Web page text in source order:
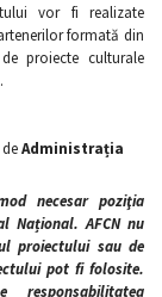
vor fi realizate
formată din
proiecte culturale
Administrația
necesar poziţia
Național. AFCN nu
proiectului sau de
pot fi folosite.